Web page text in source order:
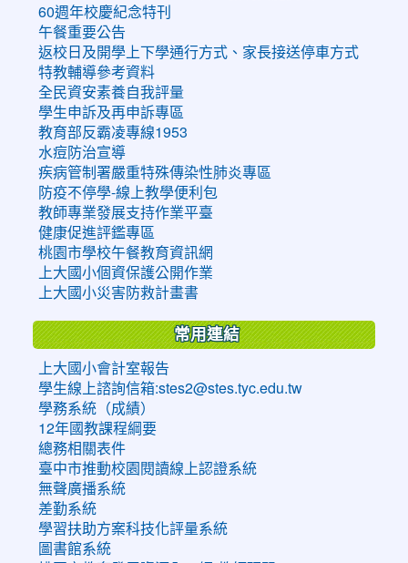
60週年校慶紀念特刊
午餐重要公告
返校日及開學上下學通行方式、家長接送停車方式
特教輔導參考資料
全民資安素養自我評量
學生申訴及再申訴專區
教育部反霸凌專線1953
水痘防治宣導
疾病管制署嚴重特殊傳染性肺炎專區
防疫不停學-線上教學便利包
教師專業發展支持作業平臺
健康促進評鑑專區
桃園市學校午餐教育資訊網
上大國小個資保護公開作業
上大國小災害防救計畫書
常用連結
上大國小會計室報告
學生線上諮詢信箱:stes2@stes.tyc.edu.tw
學務系統（成績）
12年國教課程綱要
總務相關表件
臺中市推動校園閱讀線上認證系統
無聲廣播系統
差勤系統
學習扶助方案科技化評量系統
圖書館系統